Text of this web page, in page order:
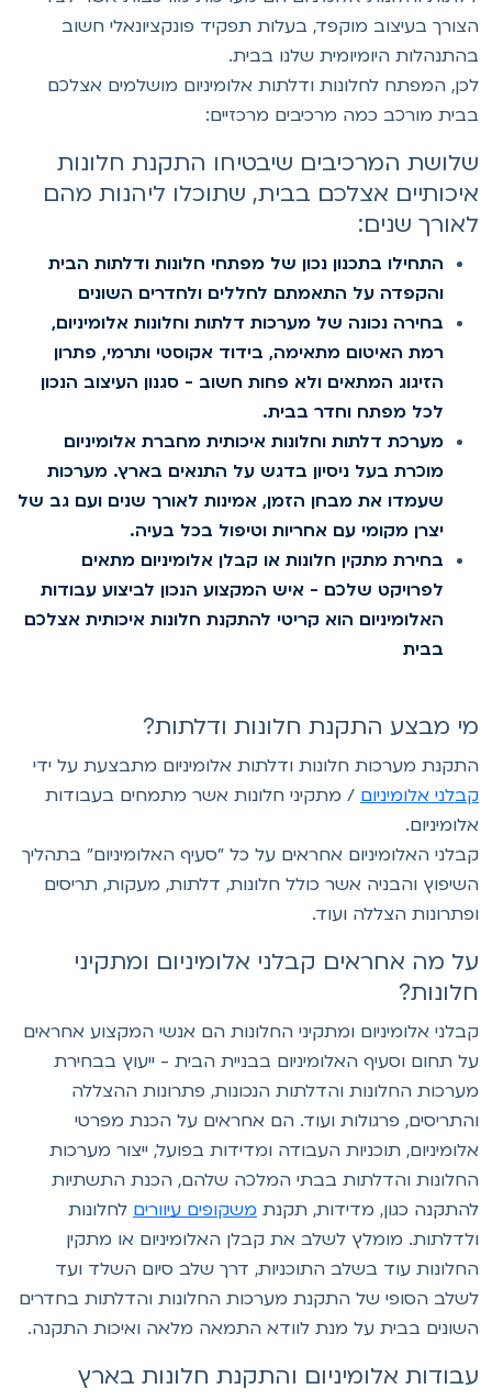
בעיצוב מוקפד, בעלות תפקיד פונקציונאלי חשוב
היומיומית שלנו בבית.
המפתח לחלונות ודלתות אלומיניום מושלמים אצלכם
מורכב כמה מרכיבים מרכזיים:
המרכיבים שיבטיחו התקנת חלונות
אצלכם בבית, שתוכלו ליהנות מהם
שנים:
התחילו בתכנון נכון של מפתחי חלונות ודלתות הבית
והקפדה על התאמתם לחללים ולחדרים השונים
בחירה נכונה של מערכות דלתות וחלונות אלומיניום,
רמת האיטום מתאימה, בידוד אקוסטי ותרמי, פתרון
הזיגוג המתאים ולא פחות חשוב - סגנון העיצוב הנכון
לכל מפתח וחדר בבית.
מערכת דלתות וחלונות איכותית מחברת אלומיניום
מוכרת בעל ניסיון בדגש על התנאים בארץ. מערכות
שעמדו את מבחן הזמן, אמינות לאורך שנים ועם גב של
יצרן מקומי עם אחריות וטיפול בכל בעיה.
בחירת מתקין חלונות או קבלן אלומיניום מתאים
לפרויקט שלכם - איש המקצוע הנכון לביצוע עבודות
האלומיניום הוא קריטי להתקנת חלונות איכותית אצלכם
בבית
מבצע התקנת חלונות ודלתות?
מערכות חלונות ודלתות אלומיניום מתבצעת על ידי
אלומיניום/ מתקיני חלונות אשר מתמחים בעבודות
האלומיניום אחראים על כל "סעיף האלומיניום" בתהליך
והבניה אשר כולל חלונות, דלתות, מעקות, תריסים
הצללה ועוד.
מה אחראים קבלני אלומיניום ומתקיני
אלומיניום ומתקיני החלונות הם אנשי המקצוע אחראים
תחום וסעיף האלומיניום בבניית הבית - ייעוץ בבחירת
החלונות והדלתות הנכונות, פתרונות ההצללה
פרגולות ועוד. הם אחראים על הכנת מפרטי
תוכניות העבודה ומדידות בפועל, ייצור מערכות
והדלתות בבתי המלכה שלהם, הכנת התשתיות
כגון, מדידות, תקנתמשקופים עיווריםלחלונות
מומלץ לשלב את קבלן האלומיניום או מתקין
עוד בשלב התוכניות, דרך שלב סיום השלד ועד
הסופי של התקנת מערכות החלונות והדלתות בחדרים
בבית על מנת לוודא התמאה מלאה ואיכות התקנה.
אלומיניום והתקנת חלונות בארץ